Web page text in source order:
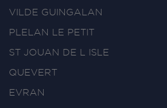
VILDE GUINGALAN
PLELAN LE PETIT
ST JOUAN DE L ISLE
QUEVERT
EVRAN